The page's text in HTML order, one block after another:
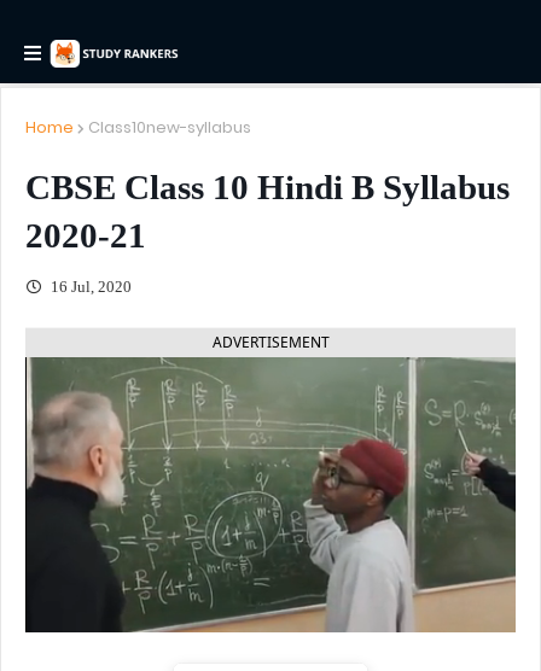
Home Class10new-syllabus
CBSE Class 10 Hindi B Syllabus
2020-21
16 Jul, 2020
ADVERTISEMENT